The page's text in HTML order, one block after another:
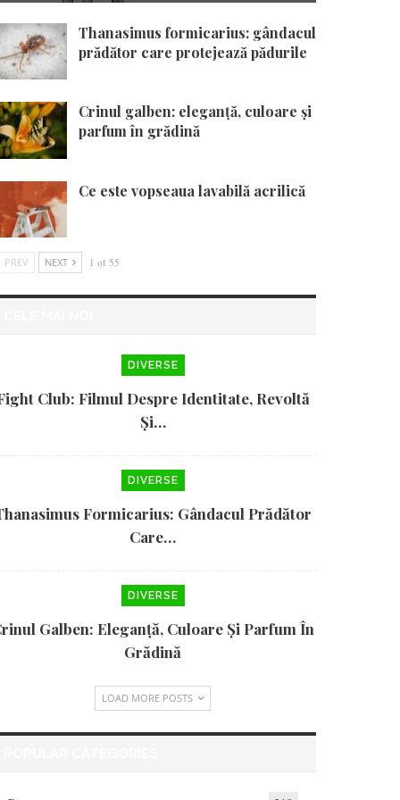
Thanasimus formicarius: gândacul
prădător care protejează pădurile
Crinul galben: eleganță, culoare și
parfum în grădină
Ce este vopseaua lavabilă acrilică
PREV NEXT 1 of 55
DIVERSE
Club: Filmul Despre Identitate, Revoltă
Și…
DIVERSE
Formicarius: Gândacul Prădător
Care…
DIVERSE
Galben: Eleganță, Culoare Și Parfum În
Grădină
LOAD MORE POSTS